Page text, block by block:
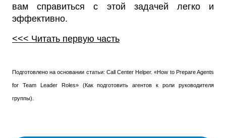
вам справиться с этой задачей легко и
эффективно.
<<< Читать первую часть
Подготовлено на основании статьи: Call Center Helper. «How to Prepare Agents
for Team Leader Roles» (Как подготовить агентов к роли руководителя
группы).